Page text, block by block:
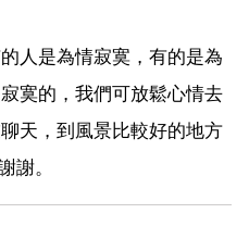
人是為情寂寞，有的是為
寞的，我們可放鬆心情去
天，到風景比較好的地方
謝。